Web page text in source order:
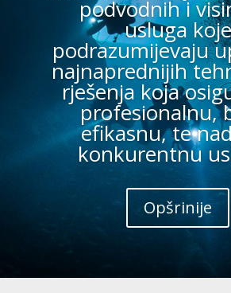
podvodnih i
usluga koje
podrazumijevaju
najnaprednijih
rješenja koja
profesionalnu,
efikasnu, te
konkurentnu
Opšrinije